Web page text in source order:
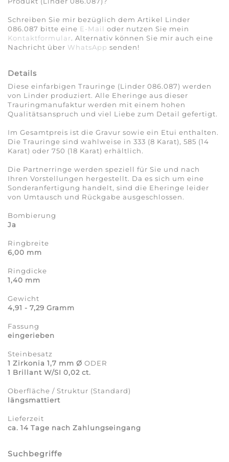
Schreiben Sie mir bezüglich dem Artikel Linder
086.087 bitte eine E-Mail oder nutzen Sie mein
Kontaktformular. Alternativ können Sie mir auch eine
Nachricht über WhatsApp senden!
Details
Diese einfarbigen Trauringe (Linder 086.087) werden
von Linder produziert. Alle Eheringe aus dieser
Trauringmanufaktur werden mit einem hohen
Qualitätsanspruch und viel Liebe zum Detail gefertigt.
Im Gesamtpreis ist die Gravur sowie ein Etui enthalten.
Die Trauringe sind wahlweise in 333 (8 Karat), 585 (14
Karat) oder 750 (18 Karat) erhältlich.
Die Partnerringe werden speziell für Sie und nach
Ihren Vorstellungen hergestellt. Da es sich um eine
Sonderanfertigung handelt, sind die Eheringe leider
von Umtausch und Rückgabe ausgeschlossen.
Bombierung
Ja
Ringbreite
6,00 mm
Ringdicke
1,40 mm
Gewicht
4,91 - 7,29 Gramm
Fassung
eingerieben
Steinbesatz
1 Zirkonia 1,7 mm Ø ODER
1 Brillant W/SI 0,02 ct.
Oberfläche / Struktur (Standard)
längsmattiert
Lieferzeit
ca. 14 Tage nach Zahlungseingang
Suchbegriffe